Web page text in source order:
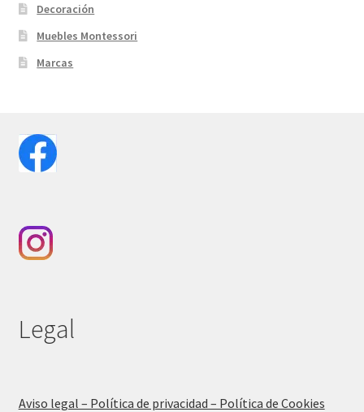
Decoración
Muebles Montessori
Marcas
Legal
Aviso legal – Política de privacidad – Política de Cookies